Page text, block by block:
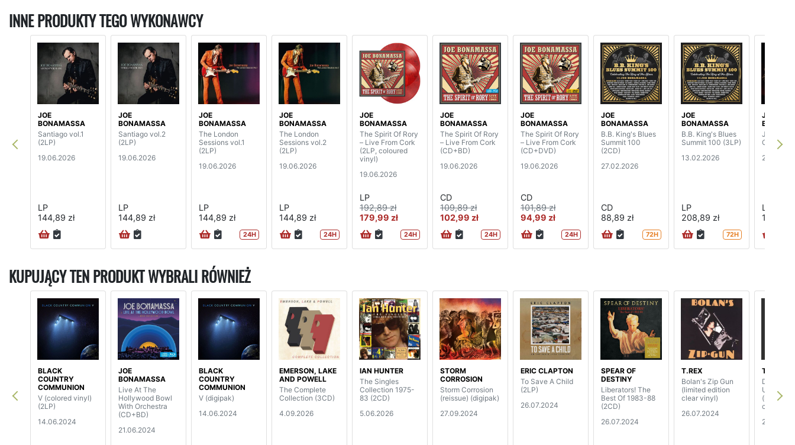
INNE PRODUKTY TEGO WYKONAWCY
JOE
BONAMASSA
Santiago vol.1
(2LP)
19.06.2026
LP
144,89 zł
JOE
BONAMASSA
Santiago vol.2
(2LP)
19.06.2026
LP
144,89 zł
JOE
BONAMASSA
The London
Sessions vol.1
(2LP)
19.06.2026
LP
144,89 zł
24H
JOE
BONAMASSA
The London
Sessions vol.2
(2LP)
19.06.2026
LP
144,89 zł
24H
JOE
BONAMASSA
The Spirit Of Rory
– Live From Cork
(2LP, coloured
vinyl)
19.06.2026
LP
192,89 zł
179,99 zł
24H
JOE
BONAMASSA
The Spirit Of Rory
– Live From Cork
(CD+BD)
19.06.2026
CD
109,89 zł
102,99 zł
24H
JOE
BONAMASSA
The Spirit Of Rory
– Live From Cork
(CD+DVD)
19.06.2026
CD
101,89 zł
94,99 zł
24H
JOE
BONAMASSA
B.B. King's Blues
Summit 100
(2CD)
27.02.2026
CD
88,89 zł
72H
JOE
BONAMASSA
B.B. King's Blues
Summit 100 (3LP)
13.02.2026
LP
208,89 zł
72H
JOE
Jesus
Chicago
LP
144,89
KUPUJĄCY TEN PRODUKT WYBRALI RÓWNIEŻ
BLACK
COUNTRY
COMMUNION
V (colored vinyl)
(2LP)
14.06.2024
JOE
BONAMASSA
Live At The
Hollywood Bowl
With Orchestra
(CD+BD)
21.06.2024
BLACK
COUNTRY
COMMUNION
V (digipak)
14.06.2024
EMERSON, LAKE
AND POWELL
The Complete
Collection (3CD)
4.09.2026
IAN HUNTER
The Singles
Collection 1975-
83 (2CD)
5.06.2026
STORM
CORROSION
Storm Corrosion
(reissue) (digipak)
27.09.2024
ERIC CLAPTON
To Save A Child
(2LP)
26.07.2024
SPEAR OF
DESTINY
Liberators! The
Best Of 1983-88
(2CD)
26.07.2024
T.REX
Bolan's Zip Gun
(limited edition
clear vinyl)
26.07.2024
T.REX
Dandy In
(limited
clear